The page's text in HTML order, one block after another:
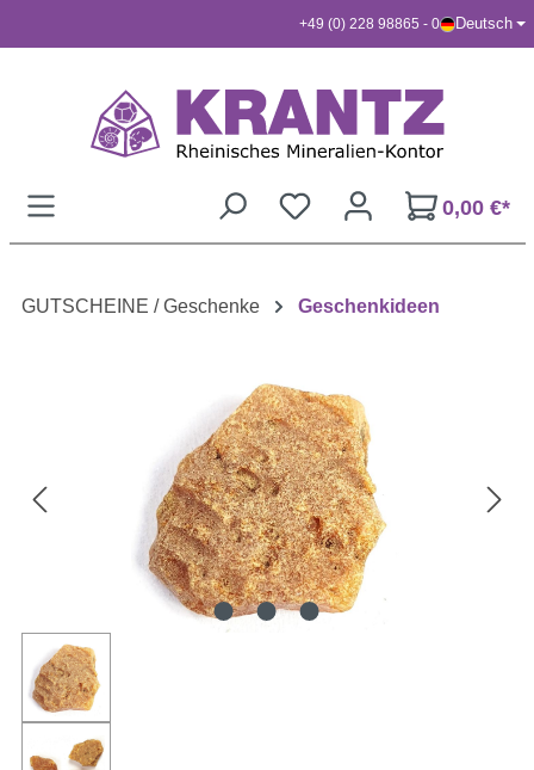
+49 (0) 228 98865 - 0 Deutsch
0,00 €*
GUTSCHEINE / Geschenke Geschenkideen